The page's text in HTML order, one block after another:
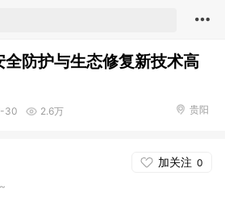
防护与生态修复新技术高
30 2.6万 贵阳
加关注 0